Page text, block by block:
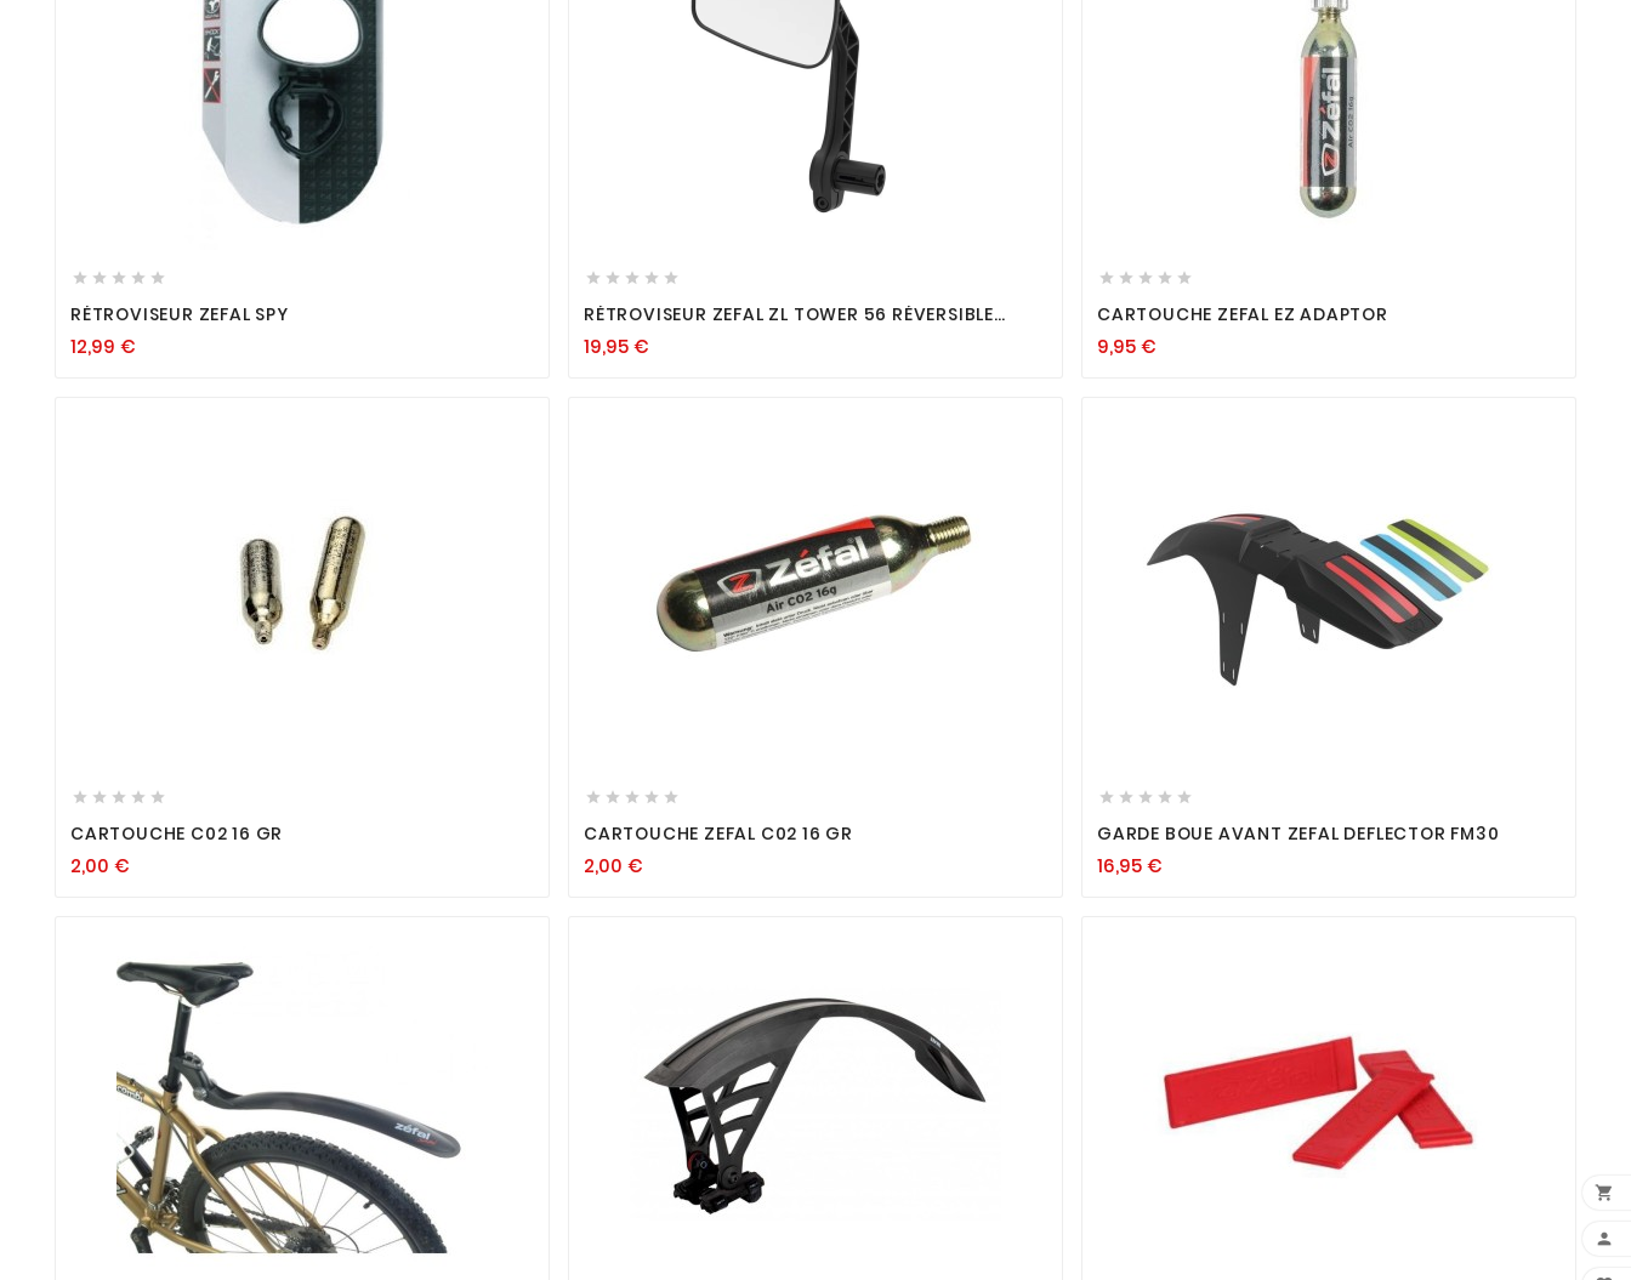
 
    
RÉTROVISEUR ZEFAL SPY
12,99 €
    
RÉTROVISEUR ZEFAL ZL TOWER 56 RÉVERSIBLE
19,95 €
    
CARTOUCHE ZEFAL EZ ADAPTOR
9,95 €
    
CARTOUCHE C02 16 GR
2,00 €
    
CARTOUCHE ZEFAL C02 16 GR
2,00 €
    
GARDE BOUE AVANT ZEFAL DEFLECTOR FM30
16,95 €

